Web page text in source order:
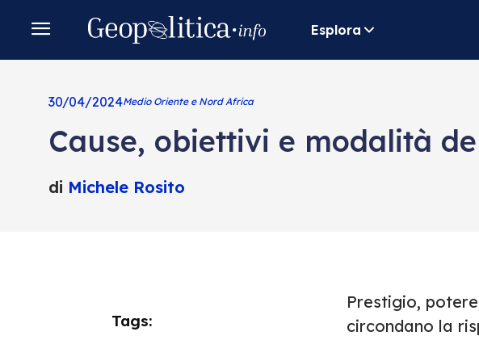
Esplora
30/04/2024Medio Oriente e Nord Africa
Cause, obiettivi e modalità
di Michele Rosito
Tags:
Prestigio,
circondano la